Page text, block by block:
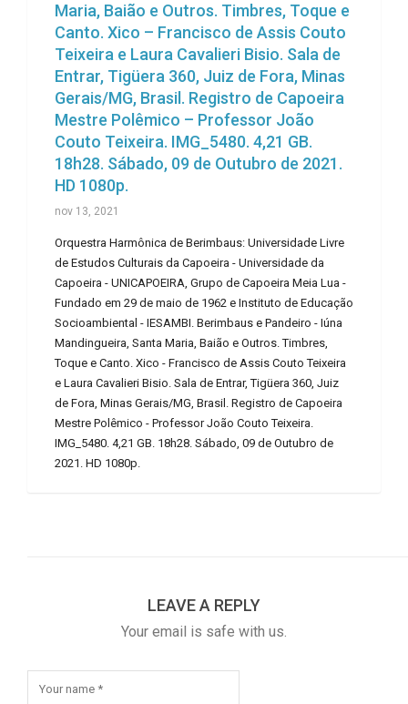
Maria, Baião e Outros. Timbres, Toque e
Canto. Xico – Francisco de Assis Couto
Teixeira e Laura Cavalieri Bisio. Sala de
Entrar, Tigüera 360, Juiz de Fora, Minas
Gerais/MG, Brasil. Registro de Capoeira
Mestre Polêmico – Professor João
Couto Teixeira. IMG_5480. 4,21 GB.
18h28. Sábado, 09 de Outubro de 2021.
HD 1080p.
nov 13, 2021
Orquestra Harmônica de Berimbaus: Universidade Livre
de Estudos Culturais da Capoeira - Universidade da
Capoeira - UNICAPOEIRA, Grupo de Capoeira Meia Lua -
Fundado em 29 de maio de 1962 e Instituto de Educação
Socioambiental - IESAMBI. Berimbaus e Pandeiro - Iúna
Mandingueira, Santa Maria, Baião e Outros. Timbres,
Toque e Canto. Xico - Francisco de Assis Couto Teixeira
e Laura Cavalieri Bisio. Sala de Entrar, Tigüera 360, Juiz
de Fora, Minas Gerais/MG, Brasil. Registro de Capoeira
Mestre Polêmico - Professor João Couto Teixeira.
IMG_5480. 4,21 GB. 18h28. Sábado, 09 de Outubro de
2021. HD 1080p.
LEAVE A REPLY
Your email is safe with us.